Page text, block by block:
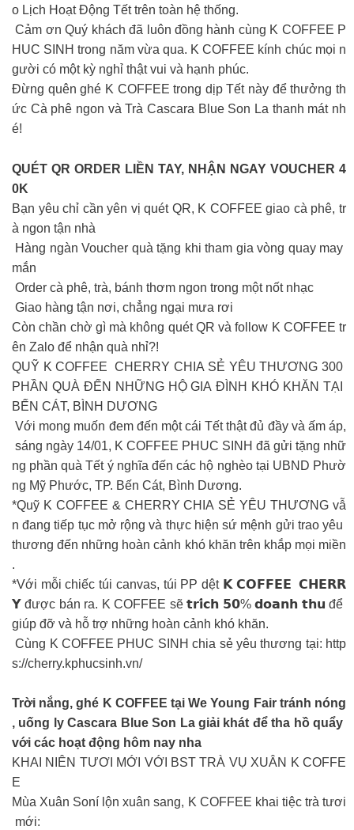
o Lịch Hoạt Động Tết trên toàn hệ thống.
Cảm ơn Quý khách đã luôn đồng hành cùng K COFFEE P
HUC SINH trong năm vừa qua. K COFFEE kính chúc mọi n
gười có một kỳ nghỉ thật vui và hạnh phúc.
Đừng quên ghé K COFFEE trong dịp Tết này để thưởng th
ức Cà phê ngon và Trà Cascara Blue Son La thanh mát nh
é!
QUÉT QR ORDER LIỀN TAY, NHẬN NGAY VOUCHER 4
0K
Bạn yêu chỉ cần yên vị quét QR, K COFFEE giao cà phê, tr
à ngon tận nhà
Hàng ngàn Voucher quà tặng khi tham gia vòng quay may
mắn
Order cà phê, trà, bánh thơm ngon trong một nốt nhạc
Giao hàng tận nơi, chẳng ngại mưa rơi
Còn chần chờ gì mà không quét QR và follow K COFFEE tr
ên Zalo để nhận quà nhỉ?!
QUỸ K COFFEE CHERRY CHIA SẺ YÊU THƯƠNG 300
PHẦN QUÀ ĐẾN NHỮNG HỘ GIA ĐÌNH KHÓ KHĂN TẠI
BẾN CÁT, BÌNH DƯƠNG
Với mong muốn đem đến một cái Tết thật đủ đầy và ấm áp,
sáng ngày 14/01, K COFFEE PHUC SINH đã gửi tặng nhữ
ng phần quà Tết ý nghĩa đến các hộ nghèo tại UBND Phườ
ng Mỹ Phước, TP. Bến Cát, Bình Dương.
*Quỹ K COFFEE & CHERRY CHIA SẺ YÊU THƯƠNG vẫ
n đang tiếp tục mở rộng và thực hiện sứ mệnh gửi trao yêu
thương đến những hoàn cảnh khó khăn trên khắp mọi miền
.
*Với mỗi chiếc túi canvas, túi PP dệt 𝗞 𝗖𝗢𝗙𝗙𝗘𝗘 𝗖𝗛𝗘𝗥𝗥
𝗬 được bán ra. K COFFEE sẽ 𝘁𝗿𝗶́𝗰𝗵 𝟱𝟬% 𝗱𝗼𝗮𝗻𝗵 𝘁𝗵𝘂 để
giúp đỡ và hỗ trợ những hoàn cảnh khó khăn.
Cùng K COFFEE PHUC SINH chia sẻ yêu thương tại: http
s://cherry.kphucsinh.vn/
Trời nắng, ghé K COFFEE tại We Young Fair tránh nóng
, uống ly Cascara Blue Son La giải khát để tha hồ quẩy
với các hoạt động hôm nay nha
KHAI NIÊN TƯƠI MỚI VỚI BST TRÀ VỤ XUÂN K COFFE
E
Mùa Xuân Soní lộn xuân sang, K COFFEE khai tiệc trà tươi
mới: